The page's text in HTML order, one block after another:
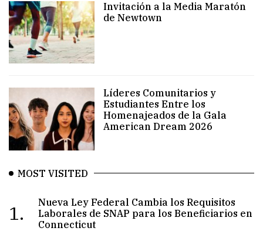
Invitación a la Media Maratón
de Newtown
Líderes Comunitarios y
Estudiantes Entre los
Homenajeados de la Gala
American Dream 2026
MOST VISITED
1.
Nueva Ley Federal Cambia los Requisitos
Laborales de SNAP para los Beneficiarios en
Connecticut